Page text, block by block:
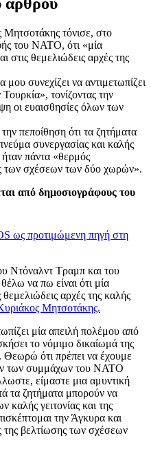
τόνισε, στο
του ΝΑΤΟ, ότι «μία
στις θεμελιώδεις αρχές της
συνεχίζει να αντιμετωπίζει
τονίζοντας την
οι ευαισθησίες όλων των
πεποίθηση ότι τα ζητήματα
συνεργασίας και καλής
πάντα «θερμός
των σχέσεων των δύο χωρών».
από δημοσιογράφους του
ως προτιμώμενη πηγή στη
Ντόναλντ Τραμπ και του
να πω είναι ότι μία
αρχές της καλής
Μητσοτάκης.
μία απειλή πολέμου από
το νόμιμο δικαίωμά της
Θεωρώ ότι πρέπει να έχουμε
των συμμάχων του ΝΑΤΟ
είμαστε μια αμυντική
τα ζητήματα μπορούν να
γειτονίας και της
την Άγκυρα και
της βελτίωσης των σχέσεων